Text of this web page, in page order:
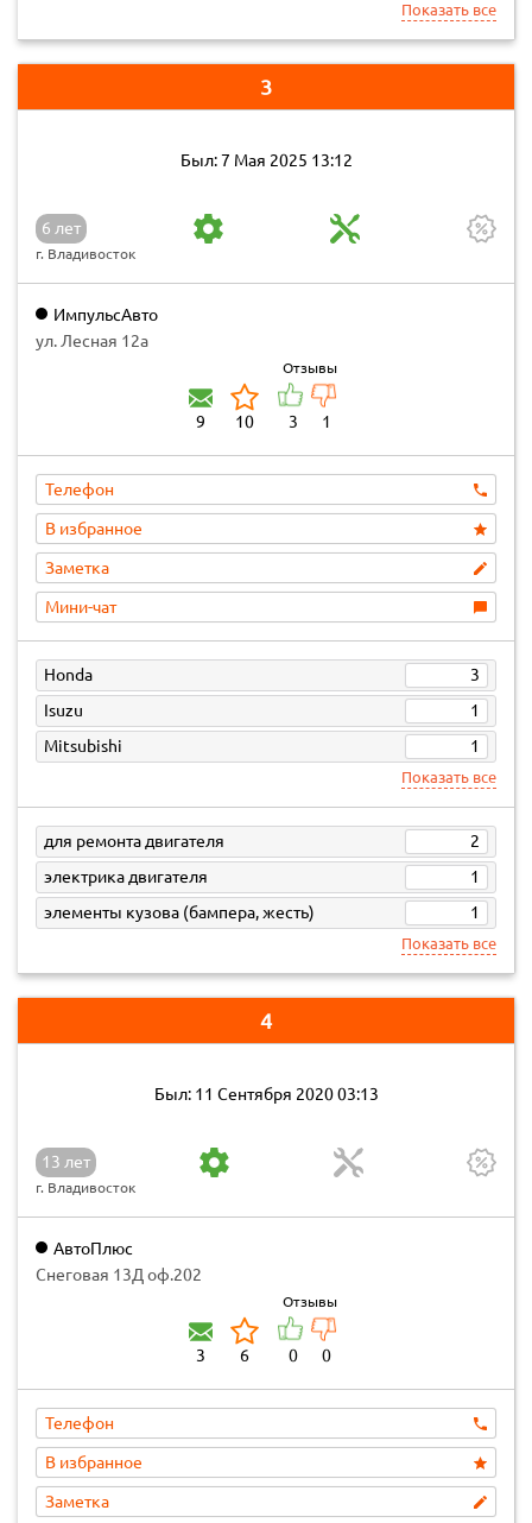
Показать все
3
Был: 7 Мая 2025 13:12
6 лет
г. Владивосток
ИмпульсАвто
ул. Лесная 12а
9 10
Отзывы
3 1
Телефон
В избранное
Заметка
Мини-чат
Honda
3
Isuzu
1
Mitsubishi
1
Показать все
для ремонта двигателя
2
электрика двигателя
1
элементы кузова (бампера, жесть)
1
Показать все
4
Был: 11 Сентября 2020 03:13
13 лет
г. Владивосток
АвтоПлюс
Снеговая 13Д оф.202
3 6
Отзывы
0 0
Телефон
В избранное
Заметка